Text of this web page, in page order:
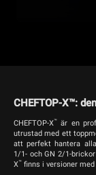
CHEFTOP-X™:
CHEFTOP-X™ är en
utrustad med ett
att perfekt hantera
1/1- och GN 2/1-
X™ finns i versioner